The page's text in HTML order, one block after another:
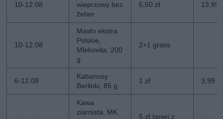
10-12.08
wieprzowy bez
żeber
6,50 zł 13,99
10-12.08
Masło ekstra
Polskie,
Mlekovita, 200
g
2+1 gratis
6-12.08
Kabanosy
Berlinki, 85 g
1 zł 3,99
Kawa
ziarnista, MK
5 zł taniej z